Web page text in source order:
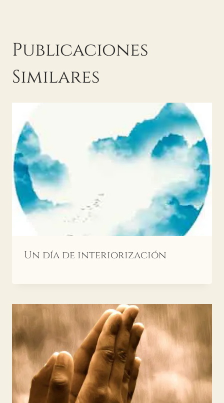
Publicaciones
Similares
Un día de interiorización